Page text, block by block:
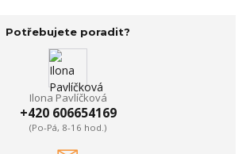
Potřebujete poradit?
Ilona Pavlíčková
+420 606654169
(Po-Pá, 8-16 hod.)